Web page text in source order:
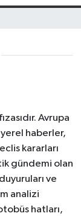
Avrupa
haberler,
kararları
gündemi olan
ve
analizi
hatları,